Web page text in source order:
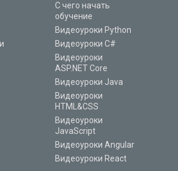
С чего начать
обучение
Видеоуроки Python
Видеоуроки C#
Видеоуроки
ASP.NET Core
Видеоуроки Java
Видеоуроки
HTML&CSS
Видеоуроки
JavaScript
Видеоуроки Angular
Видеоуроки React